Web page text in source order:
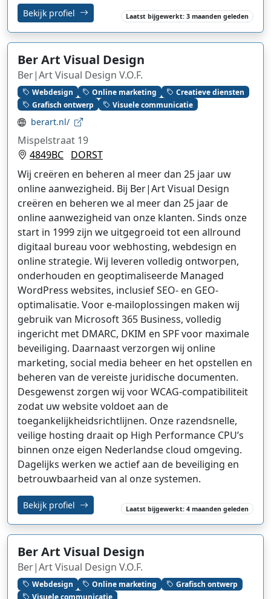
Bekijk profiel Laatst bijgewerkt: 3 maanden geleden
Ber Art Visual Design
Ber|Art Visual Design V.O.F.
Webdesign Online marketing
Creatieve diensten
Grafisch ontwerp
Visuele communicatie
berart.nl/
Mispelstraat 19
4849BC DORST
Wij creëren en beheren al meer dan 25 jaar uw
online aanwezigheid. Bij Ber|Art Visual Design
creëren en beheren we al meer dan 25 jaar de
online aanwezigheid van onze klanten. Sinds onze
start in 1999 zijn we uitgegroeid tot een allround
digitaal bureau voor webhosting, webdesign en
online strategie. Wij leveren volledig ontworpen,
onderhouden en geoptimaliseerde Managed
WordPress websites, inclusief SEO- en GEO-
optimalisatie. Voor e-mailoplossingen maken wij
gebruik van Microsoft 365 Business, volledig
ingericht met DMARC, DKIM en SPF voor maximale
beveiliging. Daarnaast verzorgen wij online
marketing, social media beheer en het opstellen en
beheren van de vereiste juridische documenten.
Desgewenst zorgen wij voor WCAG-compatibiliteit
zodat uw website voldoet aan de
toegankelijkheidsrichtlijnen. Onze razendsnelle,
veilige hosting draait op High Performance CPU’s
binnen onze eigen Nederlandse cloud omgeving.
Dagelijks werken we actief aan de beveiliging en
betrouwbaarheid van al onze systemen.
Bekijk profiel Laatst bijgewerkt: 4 maanden geleden
Ber Art Visual Design
Ber|Art Visual Design V.O.F.
Webdesign Online marketing
Grafisch ontwerp
Visuele communicatie